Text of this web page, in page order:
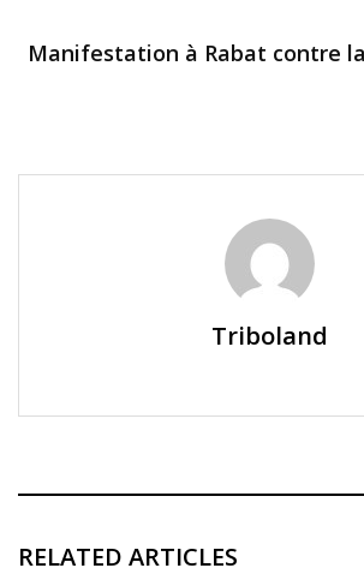
Manifestation à Rabat contre
Triboland
RELATED ARTICLES